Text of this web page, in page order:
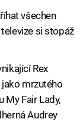
všechen
si stopáž
Rex
jako mrzutého
My Fair Lady,
Audrey